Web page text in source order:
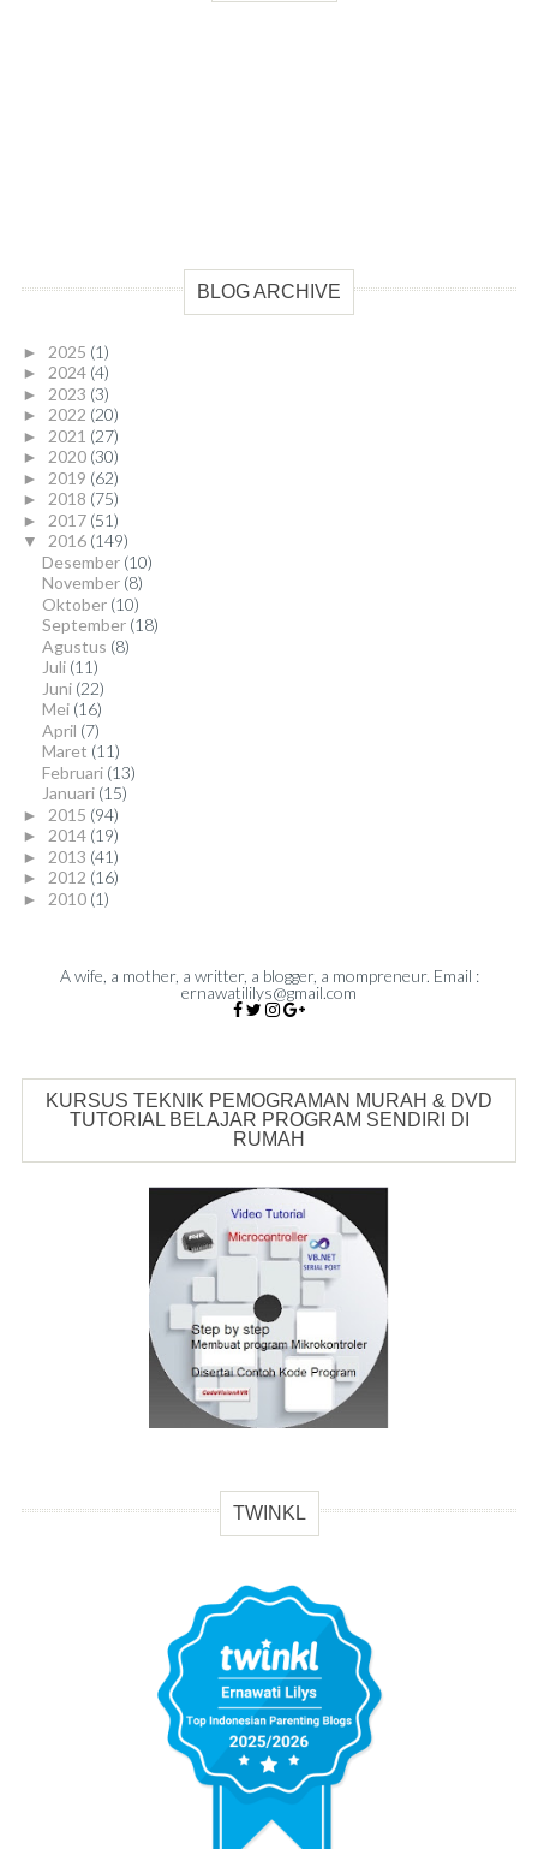
BLOG ARCHIVE
► 2025 (1)
► 2024 (4)
► 2023 (3)
► 2022 (20)
► 2021 (27)
► 2020 (30)
► 2019 (62)
► 2018 (75)
► 2017 (51)
▼ 2016 (149)
Desember (10)
November (8)
Oktober (10)
September (18)
Agustus (8)
Juli (11)
Juni (22)
Mei (16)
April (7)
Maret (11)
Februari (13)
Januari (15)
► 2015 (94)
► 2014 (19)
► 2013 (41)
► 2012 (16)
► 2010 (1)
A wife, a mother, a writter, a blogger, a mompreneur. Email :
ernawatililys@gmail.com
KURSUS TEKNIK PEMOGRAMAN MURAH & DVD
TUTORIAL BELAJAR PROGRAM SENDIRI DI
RUMAH
TWINKL